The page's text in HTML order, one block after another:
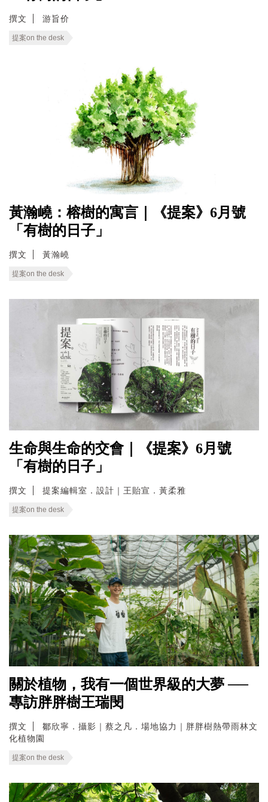
撰文 游旨价
提案on the desk
黃瀚嶢：榕樹的寓言｜《提案》6月號
「有樹的日子」
撰文 黃瀚嶢
提案on the desk
生命與生命的交會｜《提案》6月號
「有樹的日子」
撰文 提案編輯室．設計｜王貽宣．黃柔雅
提案on the desk
關於植物，我有一個世界級的大夢 ──
專訪胖胖樹王瑞閔
撰文
鄒欣寧．攝影｜蔡之凡．場地協力｜胖胖樹熱帶雨林文
化植物園
提案on the desk